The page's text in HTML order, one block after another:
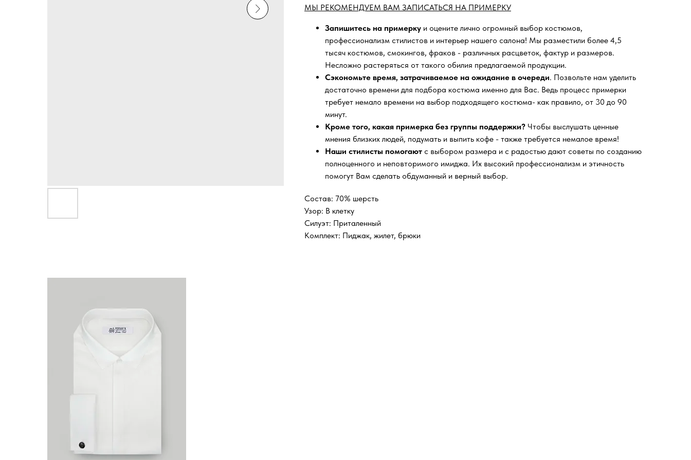
МЫ РЕКОМЕНДУЕМ ВАМ ЗАПИСАТЬСЯ НА ПРИМЕРКУ
Запишитесь на примерку и оцените лично огромный выбор костюмов,
профессионализм стилистов и интерьер нашего салона! Мы разместили более 4,5
тысяч костюмов, смокингов, фраков - различных расцветок, фактур и размеров.
Несложно растеряться от такого обилия предлагаемой продукции.
Сэкономьте время, затрачиваемое на ожидание в очереди. Позвольте нам уделить
достаточно времени для подбора костюма именно для Вас. Ведь процесс примерки
требует немало времени на выбор подходящего костюма- как правило, от 30 до 90
минут.
Кроме того, какая примерка без группы поддержки? Чтобы выслушать ценные
мнения близких людей, подумать и выпить кофе - также требуется немалое время!
Наши стилисты помогают с выбором размера и с радостью дают советы по созданию
полноценного и неповторимого имиджа. Их высокий профессионализм и этичность
помогут Вам сделать обдуманный и верный выбор.
Состав: 70% шерсть
Узор: В клетку
Силуэт: Приталенный
Комплект: Пиджак, жилет, брюки